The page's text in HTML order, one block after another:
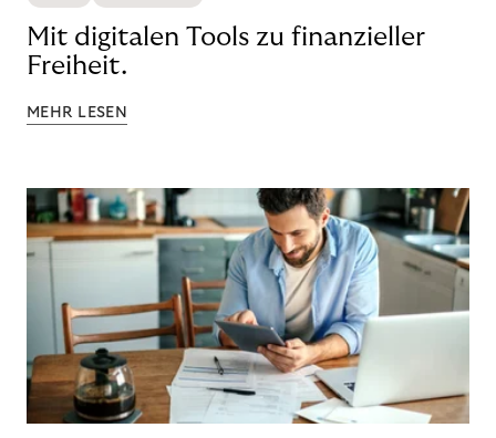
Mit digitalen Tools zu finanzieller
Freiheit.
MEHR LESEN